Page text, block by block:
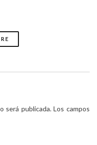
será publicada. Los campos